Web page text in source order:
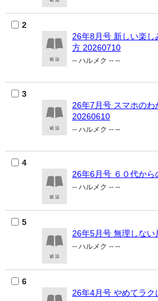
2
26年8月号 新しい楽
方 20260710
-- ハルメク -- --
3
26年7月号 スマホの
20260610
-- ハルメク -- --
4
26年6月号 ６０代か
-- ハルメク -- --
5
26年5月号 無理しな
-- ハルメク -- --
6
26年4月号 やめてラ